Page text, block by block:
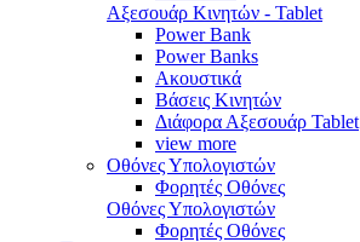
Αξεσουάρ Κινητών - Tablet
Power Bank
Power Banks
Ακουστικά
Βάσεις Κινητών
Διάφορα Αξεσουάρ Tablet
view more
Οθόνες Υπολογιστών
Φορητές Οθόνες
Οθόνες Υπολογιστών
Φορητές Οθόνες